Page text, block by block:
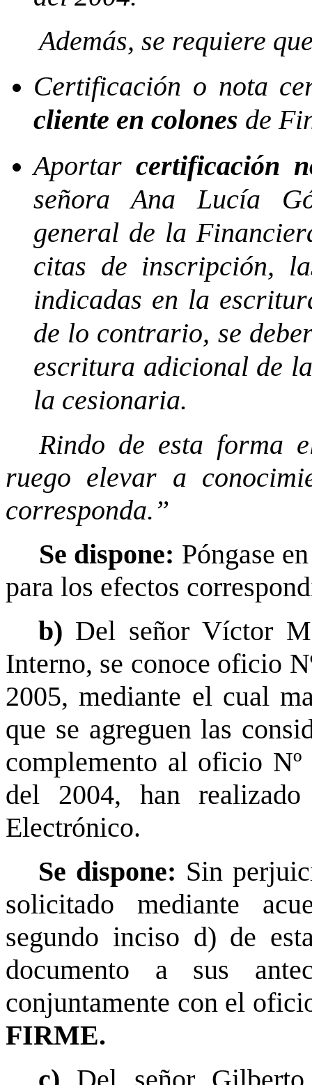
Además, se requiere
Certificación o nota
cliente en colones de
Aportarcertificación
señora Ana Lucía
general de la
citas de inscripción,
indicadas en la
de lo contrario, se
escritura adicional de
la cesionaria.
Rindo de esta forma
ruego elevar a
corresponda.”
Se dispone: Póngase
para los efectos
b) Del señor Víctor
Interno, se conoce oficio
2005, mediante el cual
que se agreguen las
complemento al oficio
del 2004, han
Electrónico.
Se dispone: Sin
solicitado mediante
segundo inciso d) de
documento a sus
conjuntamente con el
FIRME.